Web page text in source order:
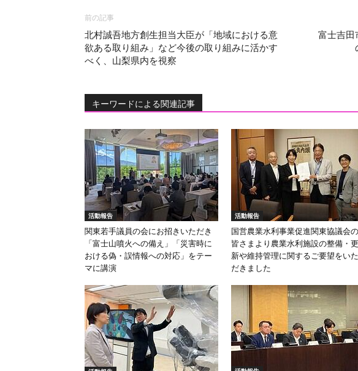
前の記事
北村誠吾地方創生担当大臣が「地域における意
欲ある取り組み」など今後の取り組みに活かす
べく、山梨県内を視察
富士吉田
キーワードによる関連記事
活動報告
関東若手議員の会にお招きいただき
「富士山噴火への備え」「災害時に
おける偽・誤情報への対応」をテー
マに講演
活動報告
国営農業水利事業促進関東協議会の
皆さまより農業水利施設の整備・更
新や維持管理に関するご要望をいた
だきました